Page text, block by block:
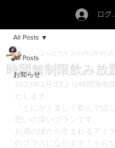
ログ
All Posts
お知らせ
All Posts
時間無制限飲み放
いしはらひでき 2023年2月1日
2023年2月1日より時間無制
たします。
「とにかく楽しく飲んでほ
想いの深いプランです。
お酒の場から生まれるアイ
のプラスになります！そん